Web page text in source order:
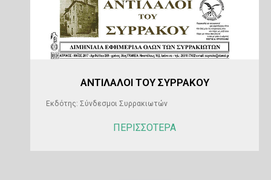
ΑΝΤΙΛΑΛΟΙ ΤΟΥ ΣΥΡΡΑΚΟΥ
Εκδότης: Σύνδεσμοι Συρρακιωτών
ΠΕΡΙΣΣΟΤΕΡΑ